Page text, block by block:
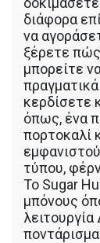
διάφορα
να
ξέρετε πώς
μπορείτε
κερδίσετε
όπως, ένα
πορτοκαλί
τύπου,
Το Sugar
μπόνους